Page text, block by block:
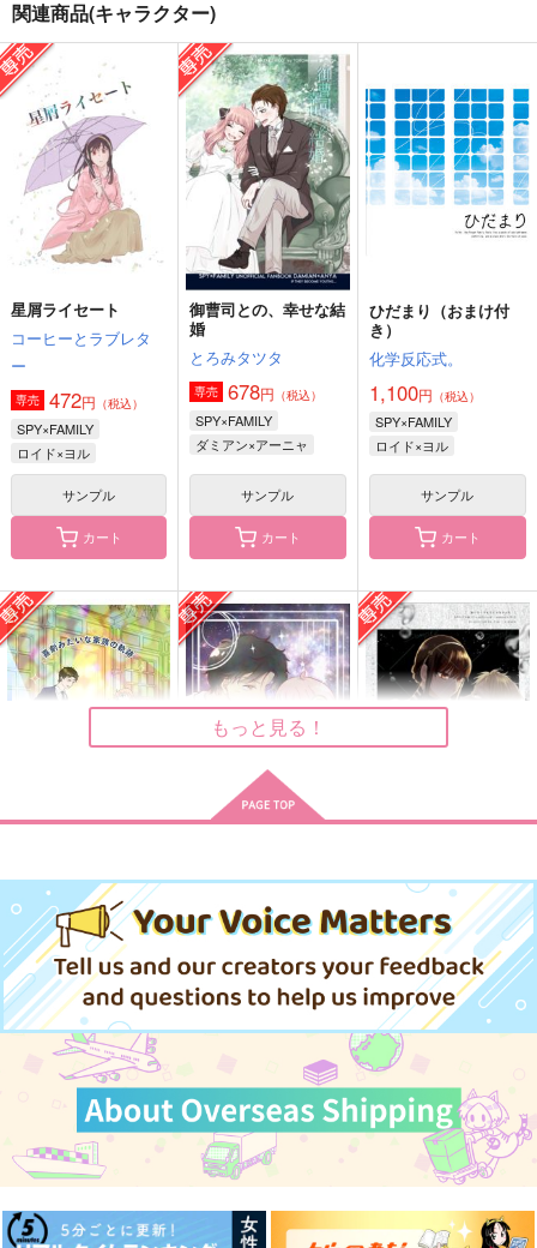
若様の求婚大作戦
うろこ屋
550円（税込）
マレウス×ロロ
サンプル
すーぱーかわいいこれ
くしょん【オマケつ
き】
あつあつCOOK
1,287円（税込）
アーニャ・フォージャー
サンプル
作品詳細
跡
珈琲ざんまい
440円（税込）
ダミアン×アーニャ
サンプル
ステラレイクのあの夜
に
bean box
1,290円（税込）
ダミアン×アーニャ
サンプル
御曹司との、幸せな結
婚
とろみタツタ
678円（税込）
ダミアン×アーニャ
サンプル
作品詳細
まくらのかのじょ・完
結版
カリカリベーコン
944円（税込）
ダミアン×アーニャ
サンプル
キス・ディスタンス
充電ねこアダプタ
1,572円（税込）
ハッピーミルフィーユ
夜まで昼寝
787円（税込）
ナイショでつきあって
るダミアニャ
充電ねこアダプタ
ダミアン×アーニャ
関連商品(キャラクター)
星屑ライセート
コーヒーとラブレタ
ー
専売 472円 （税込）
SPY×FAMILY
ロイド×ヨル
サンプル
カート
御曹司との、幸せな結
婚
とろみタツタ
専売 678円 （税込）
SPY×FAMILY
ダミアン×アーニャ
サンプル
カート
ひだまり（おまけ付
き）
化学反応式。
1,100円 （税込）
SPY×FAMILY
ロイド×ヨル
サンプル
カート
跡
珈琲ざんまい
専売 440円（税込）
SPY×FAMILY
ダミアン×アーニャ
サンプル
カート
に
bean box
専売 1,290円
SPY×FAMILY
ダミアン×アーニャ
サンプル
かった
日々
専売 944円 （税込）
SPY×FAMILY
ロイド×ヨル
サンプル
もっと見る！